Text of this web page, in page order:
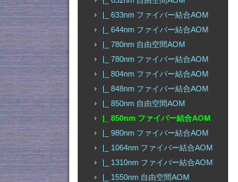
|_ 633nm ファイバー結合AOM
|_ 644nm ファイバー結合AOM
|_ 780nm 自由空間AOM
|_ 780nm ファイバー結合AOM
|_ 804nm ファイバー結合AOM
|_ 848nm ファイバー結合AOM
|_ 850nm 自由空間AOM
|_ 850nm ファイバー結合AOM
|_ 980nm ファイバー結合AOM
|_ 1064nm ファイバー結合AOM
|_ 1310nm ファイバー結合AOM
|_ 1550nm 自由空間AOM